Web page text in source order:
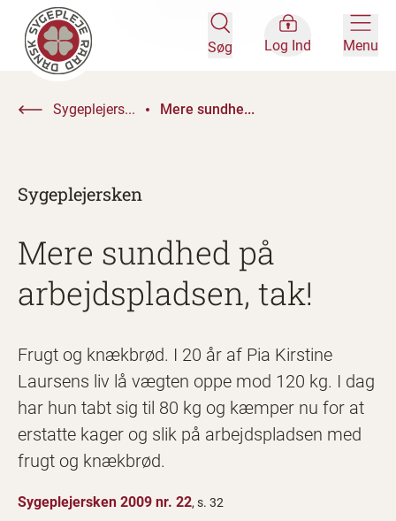
Søg Log Ind Menu
Sygeplejers... Mere sundhe...
Sygeplejersken
Mere sundhed på
arbejdspladsen, tak!
Frugt og knækbrød. I 20 år af Pia Kirstine
Laursens liv lå vægten oppe mod 120 kg. I dag
har hun tabt sig til 80 kg og kæmper nu for at
erstatte kager og slik på arbejdspladsen med
frugt og knækbrød.
Sygeplejersken 2009 nr. 22, s. 32